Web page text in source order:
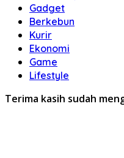
Gadget
Berkebun
Kurir
Ekonomi
Game
Lifestyle
Terima kasih sudah